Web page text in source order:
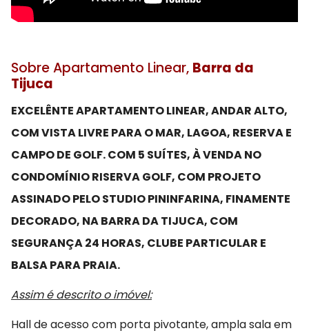
Sobre Apartamento Linear, Barra da
Tijuca
EXCELÊNTE APARTAMENTO LINEAR, ANDAR ALTO,
COM VISTA LIVRE PARA O MAR, LAGOA, RESERVA E
CAMPO DE GOLF. COM 5 SUÍTES, À VENDA NO
CONDOMÍNIO RISERVA GOLF, COM PROJETO
ASSINADO PELO STUDIO PININFARINA, FINAMENTE
DECORADO, NA BARRA DA TIJUCA, COM
SEGURANÇA 24 HORAS, CLUBE PARTICULAR E
BALSA PARA PRAIA.
Assim é descrito o imóvel:
Hall de acesso com porta pivotante, ampla sala em